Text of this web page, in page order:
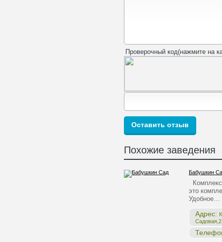
Проверочный код(нажмите на
Похожие заведения
Бабушкин
это
Удобное…
Адрес: